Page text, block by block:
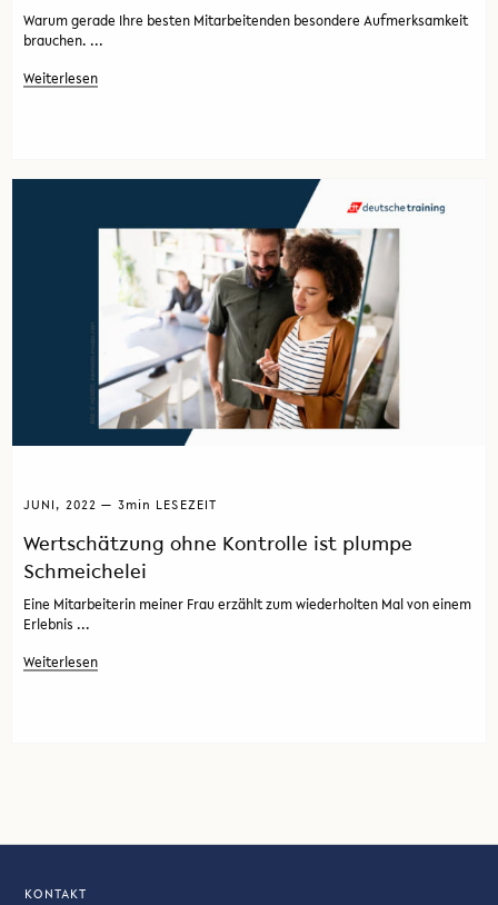
Warum gerade Ihre besten Mitarbeitenden besondere Aufmerksamkeit
brauchen. ...
Weiterlesen
JUNI, 2022 — 3min LESEZEIT
Wertschätzung ohne Kontrolle ist plumpe
Schmeichelei
Eine Mitarbeiterin meiner Frau erzählt zum wiederholten Mal von einem
Erlebnis ...
Weiterlesen
KONTAKT